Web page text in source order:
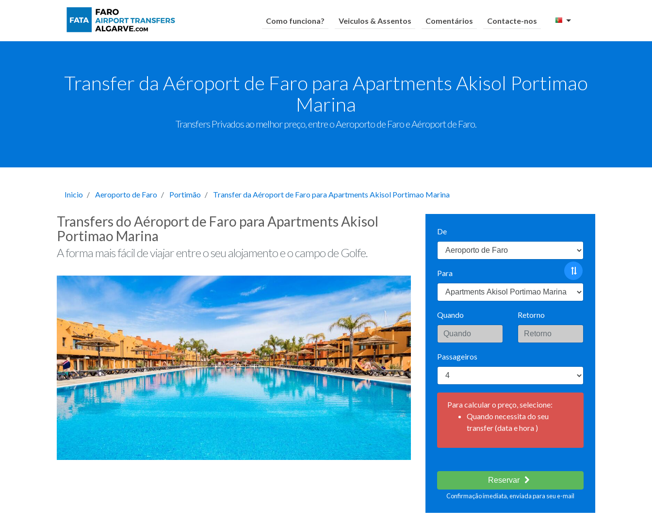
Como funciona? Veiculos & Assentos Comentários Contacte-nos
Transfer da Aéroport de Faro para Apartments Akisol Portimao
Marina
Transfers Privados ao melhor preço, entre o Aeroporto de Faro e Aéroport de Faro.
Inicio Aeroporto de Faro Portimão Transfer da Aéroport de Faro para Apartments Akisol Portimao Marina
De
Para
Quando Retorno
Passageiros
Para calcular o preço, selecione:
Quando necessita do seu
transfer (data e hora )
Reservar
Confirmação imediata, enviada para seu e-mail
Transfers do Aéroport de Faro para Apartments Akisol
Portimao Marina
A forma mais fácil de viajar entre o seu alojamento e o campo de Golfe.